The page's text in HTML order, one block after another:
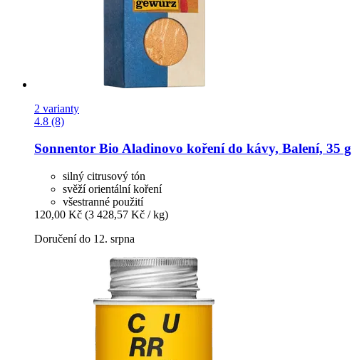
2 varianty
4.8 (8)
Sonnentor Bio Aladinovo koření do kávy, Balení, 35 g
silný citrusový tón
svěží orientální koření
všestranné použití
120,00 Kč (3 428,57 Kč / kg)
Doručení do 12. srpna